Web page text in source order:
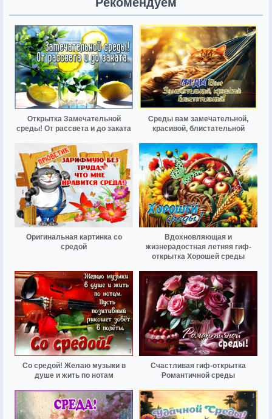
Открытка Замечательной
среды! От рассвета и до заката
Среды вам замечательной,
красивой, блистательной
Оригинальная картинка со
средой
Вдохновляющая и
жизнерадостная летняя гиф-
открытка Хорошей среды
Со средой! Желаю музыки в
душе и жить по нотам
Счастливая гиф-открытка
Романтичной среды